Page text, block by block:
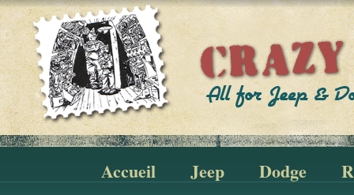
Accueil Jeep Dodge